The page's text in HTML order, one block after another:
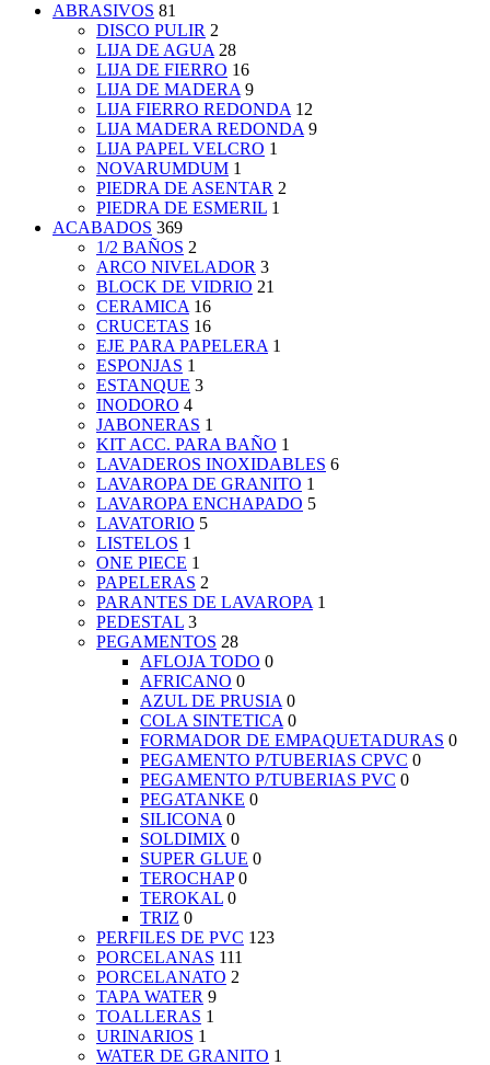
ABRASIVOS 81
DISCO PULIR 2
LIJA DE AGUA 28
LIJA DE FIERRO 16
LIJA DE MADERA 9
LIJA FIERRO REDONDA 12
LIJA MADERA REDONDA 9
LIJA PAPEL VELCRO 1
NOVARUMDUM 1
PIEDRA DE ASENTAR 2
PIEDRA DE ESMERIL 1
ACABADOS 369
1/2 BAÑOS 2
ARCO NIVELADOR 3
BLOCK DE VIDRIO 21
CERAMICA 16
CRUCETAS 16
EJE PARA PAPELERA 1
ESPONJAS 1
ESTANQUE 3
INODORO 4
JABONERAS 1
KIT ACC. PARA BAÑO 1
LAVADEROS INOXIDABLES 6
LAVAROPA DE GRANITO 1
LAVAROPA ENCHAPADO 5
LAVATORIO 5
LISTELOS 1
ONE PIECE 1
PAPELERAS 2
PARANTES DE LAVAROPA 1
PEDESTAL 3
PEGAMENTOS 28
AFLOJA TODO 0
AFRICANO 0
AZUL DE PRUSIA 0
COLA SINTETICA 0
FORMADOR DE EMPAQUETADURAS 0
PEGAMENTO P/TUBERIAS CPVC 0
PEGAMENTO P/TUBERIAS PVC 0
PEGATANKE 0
SILICONA 0
SOLDIMIX 0
SUPER GLUE 0
TEROCHAP 0
TEROKAL 0
TRIZ 0
PERFILES DE PVC 123
PORCELANAS 111
PORCELANATO 2
TAPA WATER 9
TOALLERAS 1
URINARIOS 1
WATER DE GRANITO 1